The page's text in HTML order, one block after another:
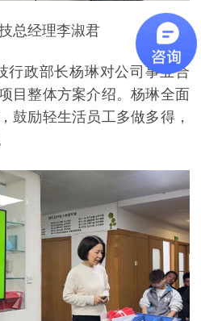
总经理李淑君
行政部长杨琳对公司事业合
目整体方案介绍。杨琳全面
鼓励轻生活员工多做多得，